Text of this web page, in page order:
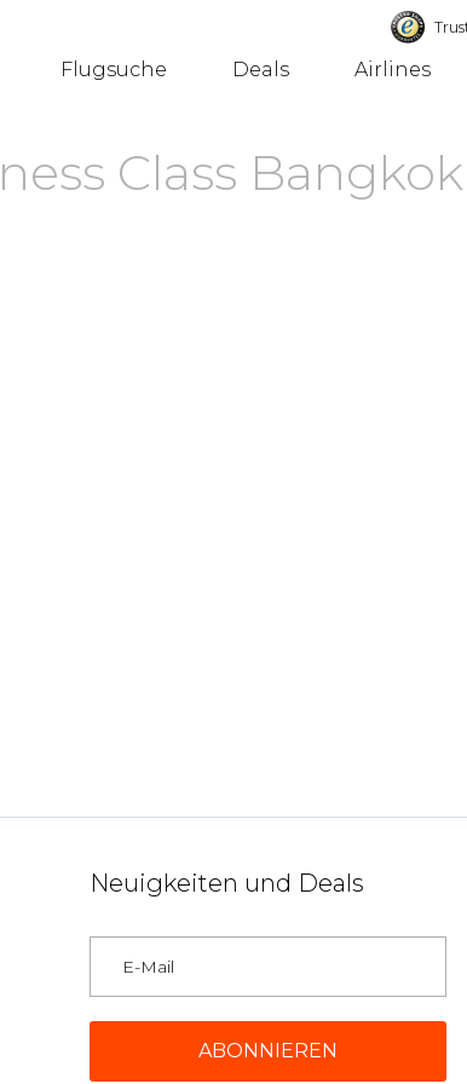
Flugsuche Deals Airlines
Class Bangkok
Neuigkeiten und Deals